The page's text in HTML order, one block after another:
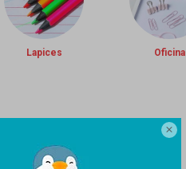

Lapices Oficina